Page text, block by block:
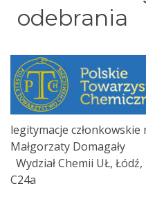
odebrania
legitymacje
Małgorzaty Domagały
Wydział Chemii UŁ,
C24a